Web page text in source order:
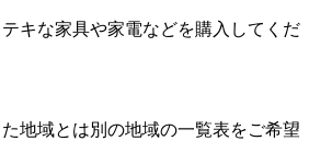
キな家具や家電などを購入してくだ
地域とは別の地域の一覧表をご希望